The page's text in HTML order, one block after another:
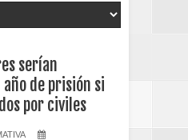
serían
de prisión si
por civiles